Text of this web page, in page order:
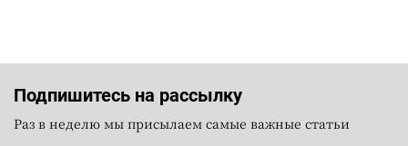
Подпишитесь на рассылку
Раз в неделю мы присылаем самые важные статьи